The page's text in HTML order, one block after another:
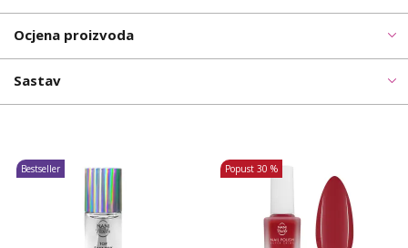
Ocjena proizvoda
Sastav
Bestseller Popust 30 %